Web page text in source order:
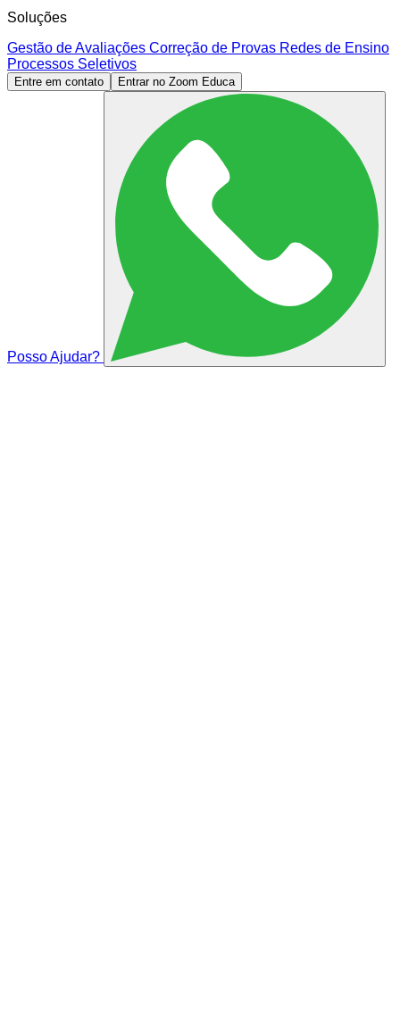
Soluções
Gestão de Avaliações Correção de Provas Redes de Ensino
Processos Seletivos
Entre em contato Entrar no Zoom Educa
Posso Ajudar?